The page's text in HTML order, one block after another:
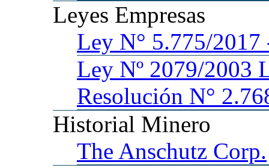
Leyes Empresas
Ley N° 5.775/
Ley Nº 2079/2003
Resolución N°
Historial Minero
The Anschutz Corp.